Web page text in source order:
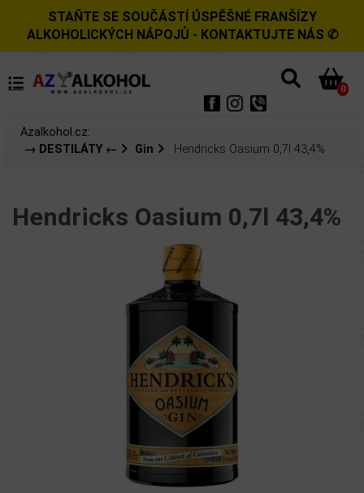
STAŇTE SE SOUČÁSTÍ ÚSPĚŠNÉ FRANŠÍZY
ALKOHOLICKÝCH NÁPOJŮ - KONTAKTUJTE NÁS ✆
0
Azalkohol.cz:
→ DESTILÁTY ←
Gin Hendricks Oasium 0,7l 43,4%
Hendricks Oasium 0,7l 43,4%